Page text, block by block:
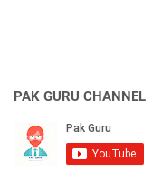
PAK GURU CHANNEL